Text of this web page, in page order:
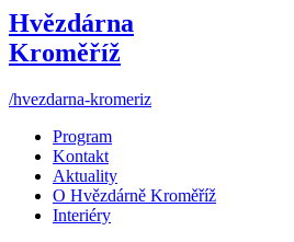
Hvězdárna
Kroměříž
/hvezdarna-kromeriz
Program
Kontakt
Aktuality
O Hvězdárně Kroměříž
Interiéry